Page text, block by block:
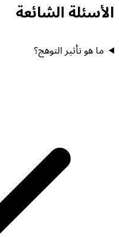
الأسئلة الشائعة
ما هو تأثير التوهج؟